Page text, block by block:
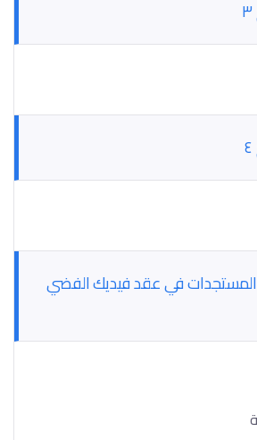
رقم ٥ - المستجدات في عقد فيديك الفضي